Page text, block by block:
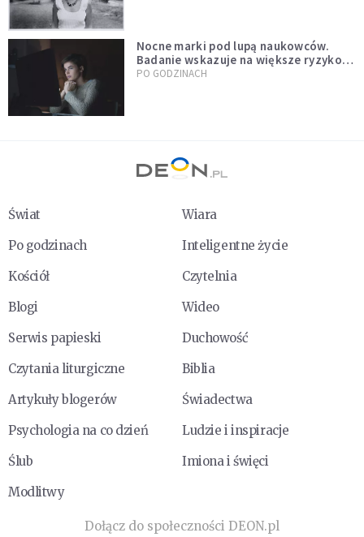
Nocne marki pod lupą naukowców.
Badanie wskazuje na większe ryzyko
zawału
PO GODZINACH
Świat
Wiara
Po godzinach
Inteligentne życie
Kościół
Czytelnia
Blogi
Wideo
Serwis papieski
Duchowość
Czytania liturgiczne
Biblia
Artykuły blogerów
Świadectwa
Psychologia na co dzień
Ludzie i inspiracje
Ślub
Imiona i święci
Modlitwy
Dołącz do społeczności DEON.pl